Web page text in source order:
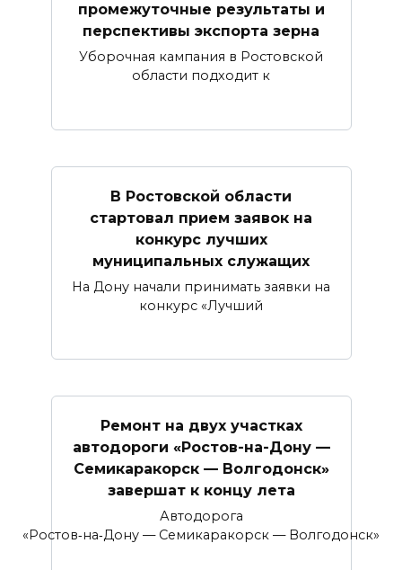
промежуточные результаты и
перспективы экспорта зерна
Уборочная кампания в Ростовской
области подходит к
В Ростовской области
стартовал прием заявок на
конкурс лучших
муниципальных служащих
На Дону начали принимать заявки на
конкурс «Лучший
Ремонт на двух участках
автодороги «Ростов-на-Дону —
Семикаракорск — Волгодонск»
завершат к концу лета
Автодорога
«Ростов‑на‑Дону — Семикаракорск — Волгодонск»